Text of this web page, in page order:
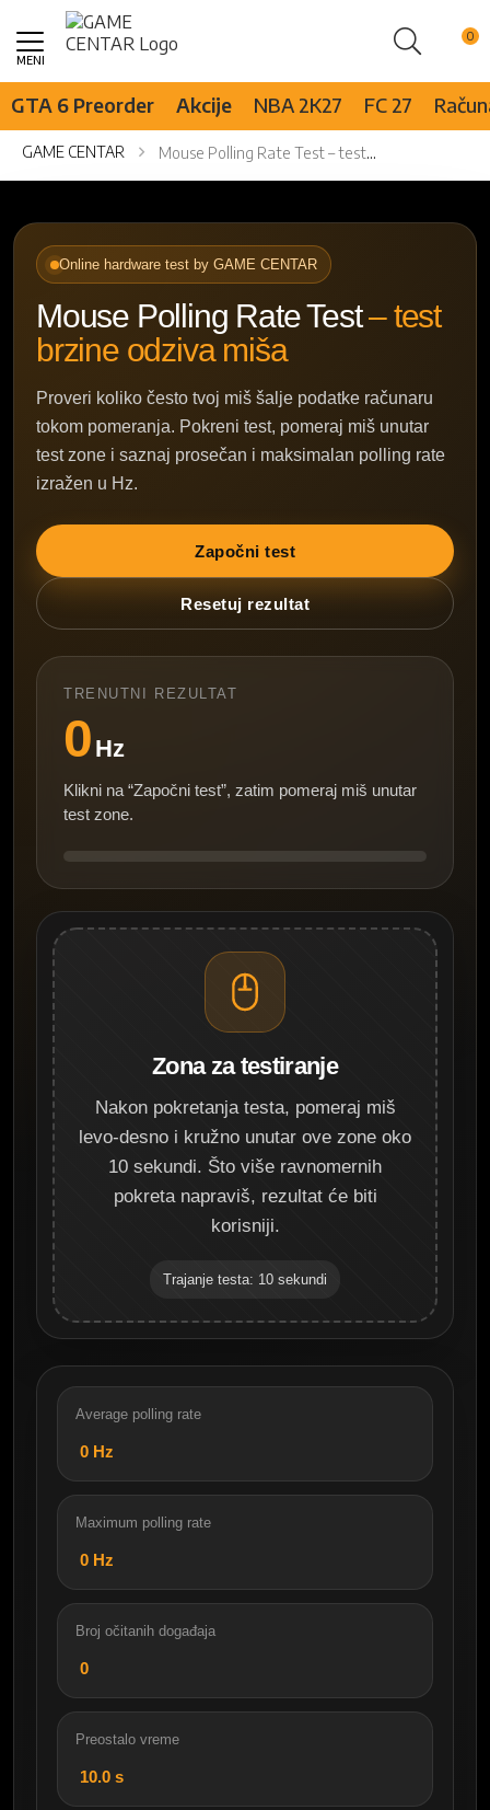
Pretraži
Skip
Content
GTA 6 Preorder Akcije NBA 2K27 FC 27
GAME CENTAR Mouse Polling Rate Test – test brzine odziva miša
Online hardware test by GAME CENTAR
Mouse Polling Rate Test– test
brzine odziva miša
Proveri koliko često tvoj miš šalje podatke računaru
tokom pomeranja. Pokreni test, pomeraj miš unutar
test zone i saznaj prosečan i maksimalan polling rate
izražen u Hz.
Započni test
Resetuj rezultat
TRENUTNI REZULTAT
0 Hz
Klikni na “Započni test”, zatim pomeraj miš unutar
test zone.
Zona za testiranje
Nakon pokretanja testa, pomeraj miš
levo-desno i kružno unutar ove zone oko
10 sekundi. Što više ravnomernih
pokreta napraviš, rezultat će biti
korisniji.
Trajanje testa: 10 sekundi
Average polling rate
0 Hz
Maximum polling rate
0 Hz
Broj očitanih događaja
0
Preostalo vreme
10.0 s